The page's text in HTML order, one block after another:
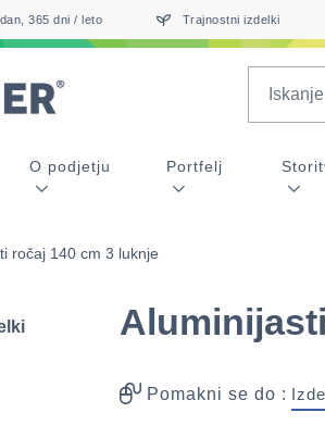
365 dni / leto Trajnostni izdelki
O podjetju Portfelj
ročaj 140 cm 3 luknje
Pomakni se do :